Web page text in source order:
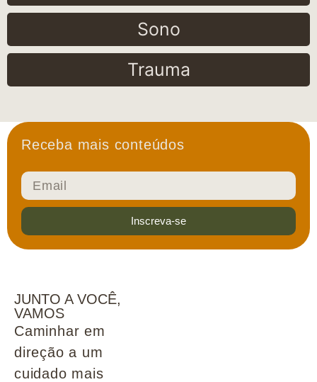
Sono
Trauma
Receba mais conteúdos
Inscreva-se
JUNTO A VOCÊ,
VAMOS
Caminhar em
direção a um
cuidado mais